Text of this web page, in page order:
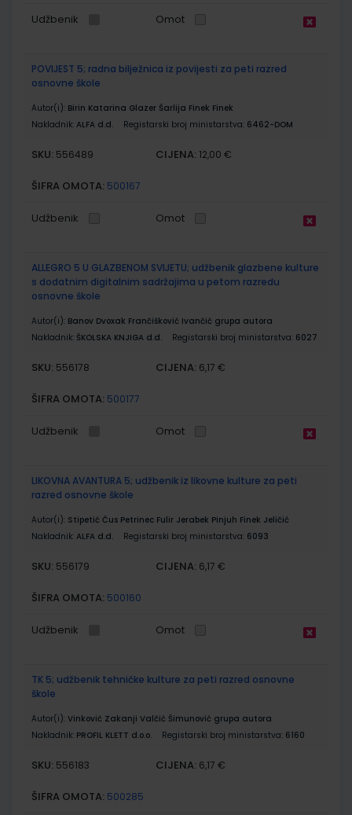
Udžbenik Omot
POVIJEST 5; radna bilježnica iz povijesti za peti razred
osnovne škole
Autor(i): Birin Katarina Glazer Šarlija Finek Finek
Nakladnik: ALFA d.d. Registarski broj ministarstva: 6462-DOM
SKU: 556489 CIJENA: 12,00 €
ŠIFRA OMOTA: 500167
Udžbenik Omot
ALLEGRO 5 U GLAZBENOM SVIJETU; udžbenik glazbene kulture
s dodatnim digitalnim sadržajima u petom razredu
osnovne škole
Autor(i): Banov Dvoxak Frančišković Ivančić grupa autora
Nakladnik: ŠKOLSKA KNJIGA d.d. Registarski broj ministarstva: 6027
SKU: 556178 CIJENA: 6,17 €
ŠIFRA OMOTA: 500177
Udžbenik Omot
LIKOVNA AVANTURA 5; udžbenik iz likovne kulture za peti
razred osnovne škole
Autor(i): Stipetić Čus Petrinec Fulir Jerabek Pinjuh Finek Jeličić
Nakladnik: ALFA d.d. Registarski broj ministarstva: 6093
SKU: 556179 CIJENA: 6,17 €
ŠIFRA OMOTA: 500160
Udžbenik Omot
TK 5; udžbenik tehničke kulture za peti razred osnovne
škole
Autor(i): Vinković Zakanji Valčić Šimunović grupa autora
Nakladnik: PROFIL KLETT d.o.o. Registarski broj ministarstva: 6160
SKU: 556183 CIJENA: 6,17 €
ŠIFRA OMOTA: 500285